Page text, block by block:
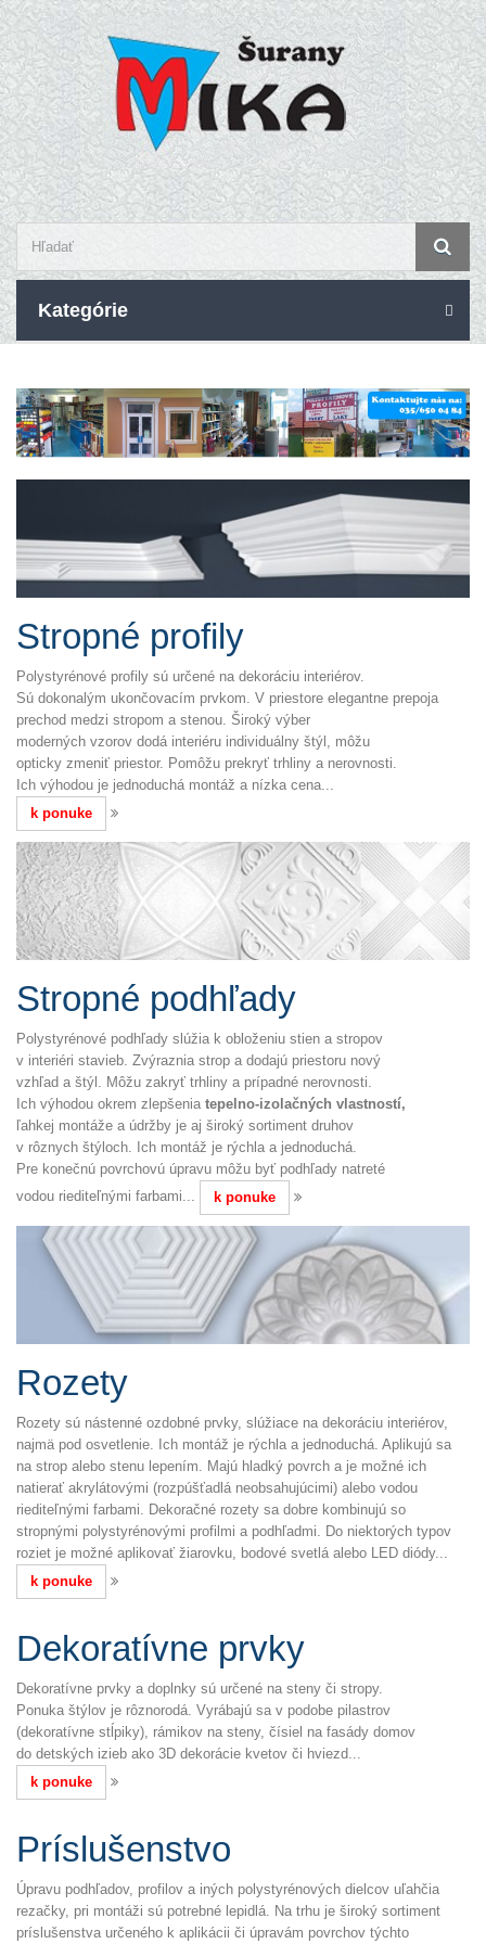
Kategórie
Stropné profily
Polystyrénové profily sú určené na dekoráciu interiérov.
Sú dokonalým ukončovacím prvkom. V priestore elegantne prepoja
prechod medzi stropom a stenou. Široký výber
moderných vzorov dodá interiéru individuálny štýl, môžu
opticky zmeniť priestor. Pomôžu prekryť trhliny a nerovnosti.
Ich výhodou je jednoduchá montáž a nízka cena...
k ponuke
Stropné podhľady
Polystyrénové podhľady slúžia k obloženiu stien a stropov
v interiéri stavieb. Zvýraznia strop a dodajú priestoru nový
vzhľad a štýl. Môžu zakryť trhliny a prípadné nerovnosti.
Ich výhodou okrem zlepšenia tepelno-izolačných vlastností,
ľahkej montáže a údržby je aj široký sortiment druhov
v rôznych štýloch. Ich montáž je rýchla a jednoduchá.
Pre konečnú povrchovú úpravu môžu byť podhľady natreté
vodou riediteľnými farbami...
k ponuke
Rozety
Rozety sú nástenné ozdobné prvky, slúžiace na dekoráciu interiérov,
najmä pod osvetlenie. Ich montáž je rýchla a jednoduchá. Aplikujú sa
na strop alebo stenu lepením. Majú hladký povrch a je možné ich
natierať akrylátovými (rozpúšťadlá neobsahujúcimi) alebo vodou
riediteľnými farbami. Dekoračné rozety sa dobre kombinujú so
stropnými polystyrénovými profilmi a podhľadmi. Do niektorých typov
roziet je možné aplikovať žiarovku, bodové svetlá alebo LED diódy...
k ponuke
Dekoratívne prvky
Dekoratívne prvky a doplnky sú určené na steny či stropy.
Ponuka štýlov je rôznorodá. Vyrábajú sa v podobe pilastrov
(dekoratívne stĺpiky), rámikov na steny, čísiel na fasády domov
do detských izieb ako 3D dekorácie kvetov či hviezd...
k ponuke
Príslušenstvo
Úpravu podhľadov, profilov a iných polystyrénových dielcov uľahčia
rezačky, pri montáži sú potrebné lepidlá. Na trhu je široký sortiment
príslušenstva určeného k aplikácii či úpravám povrchov týchto